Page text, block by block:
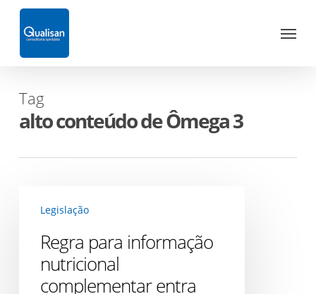
Menu
Tag
alto conteúdo de Ômega 3
nutricional
complementar
entra
Legislação
Regra para informação
nutricional
complementar entra